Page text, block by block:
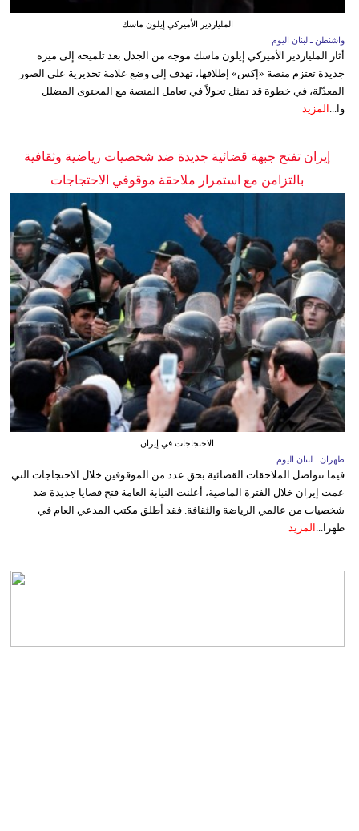
الملياردير الأميركي إيلون ماسك
واشنطن ـ لبنان اليوم
أثار الملياردير الأميركي إيلون ماسك موجة من الجدل بعد تلميحه إلى ميزة
جديدة تعتزم منصة «إكس» إطلاقها، تهدف إلى وضع علامة تحذيرية على الصور
المعدّلة، في خطوة قد تمثل تحولاً في تعامل المنصة مع المحتوى المضلل
وا... المزيد
إيران تفتح جبهة قضائية جديدة ضد شخصيات رياضية وثقافية
بالتزامن مع استمرار ملاحقة موقوفي الاحتجاجات
الاحتجاجات في إيران
طهران ـ لبنان اليوم
فيما تتواصل الملاحقات القضائية بحق عدد من الموقوفين خلال الاحتجاجات التي
عمت إيران خلال الفترة الماضية، أعلنت النيابة العامة فتح قضايا جديدة ضد
شخصيات من عالمي الرياضة والثقافة. فقد أطلق مكتب المدعي العام في
طهرا... المزيد